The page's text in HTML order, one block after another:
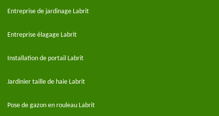
Entreprise de jardinage Labrit
Entreprise élagage Labrit
Installation de portail Labrit
Jardinier taille de haie Labrit
Pose de gazon en rouleau Labrit